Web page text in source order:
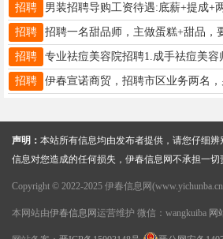
招聘
招聘
招聘
招聘
声明： 本站所有信息均由发布者提供，请您仔细
信息对您造成的任何损失，伊春信息网不承担一切
Copyright © 2022-2025 伊春信息网
本网站由伊春信息网 运营维护 微信：wangkuiba 网